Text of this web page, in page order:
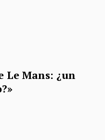
Le Mans: ¿un